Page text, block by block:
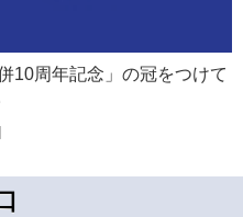
10周年記念」の冠をつけて